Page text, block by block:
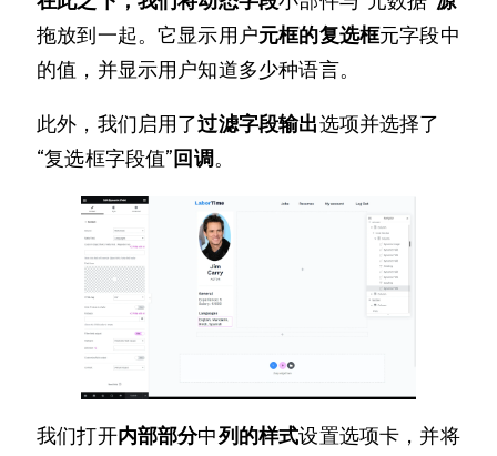
拖放到一起。它显示用户元框的复选框元字段中
的值，并显示用户知道多少种语言。
此外，我们启用了过滤字段输出选项并选择了
“复选框字段值”回调。
我们打开内部部分中列的样式设置选项卡，并将